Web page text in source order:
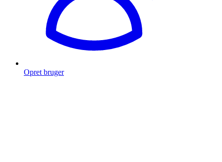
Opret bruger